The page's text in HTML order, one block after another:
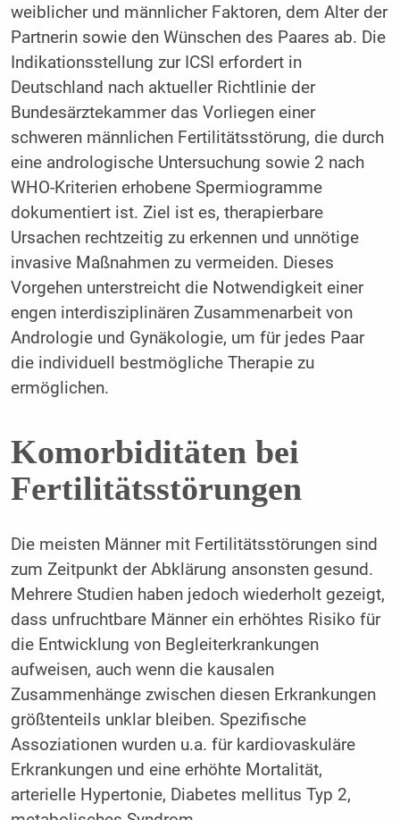
weiblicher und männlicher Faktoren, dem Alter der
Partnerin sowie den Wünschen des Paares ab. Die
Indikationsstellung zur ICSI erfordert in
Deutschland nach aktueller Richtlinie der
Bundesärztekammer das Vorliegen einer
schweren männlichen Fertilitätsstörung, die durch
eine andrologische Untersuchung sowie 2 nach
WHO-Kriterien erhobene Spermiogramme
dokumentiert ist. Ziel ist es, therapierbare
Ursachen rechtzeitig zu erkennen und unnötige
invasive Maßnahmen zu vermeiden. Dieses
Vorgehen unterstreicht die Notwendigkeit einer
engen interdisziplinären Zusammenarbeit von
Andrologie und Gynäkologie, um für jedes Paar
die individuell bestmögliche Therapie zu
ermöglichen.
Komorbiditäten bei
Fertilitätsstörungen
Die meisten Männer mit Fertilitätsstörungen sind
zum Zeitpunkt der Abklärung ansonsten gesund.
Mehrere Studien haben jedoch wiederholt gezeigt,
dass unfruchtbare Männer ein erhöhtes Risiko für
die Entwicklung von Begleiterkrankungen
aufweisen, auch wenn die kausalen
Zusammenhänge zwischen diesen Erkrankungen
größtenteils unklar bleiben. Spezifische
Assoziationen wurden u.a. für kardiovaskuläre
Erkrankungen und eine erhöhte Mortalität,
arterielle Hypertonie, Diabetes mellitus Typ 2,